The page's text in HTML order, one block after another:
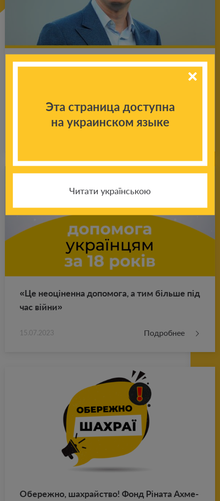
Пре­зи­дент ФК «Шах­тер» Ринат Ах­ме­тов
«Це неоціненна до­по­мо­га, а тим більше під
час війни»
15.07.2023 Подробнее
Обе­реж­но, шахрай­ство! Фонд Ріната Ах­ме­
Эта страница доступна
на украинском языке
Читати українською